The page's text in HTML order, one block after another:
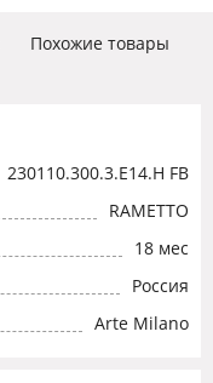
Похожие товары
230110.300.3.E14.H FB
RAMETTO
18 мес
Россия
Arte Milano